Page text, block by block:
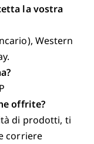
la vostra
Western
offrite?
di prodotti, ti
corriere